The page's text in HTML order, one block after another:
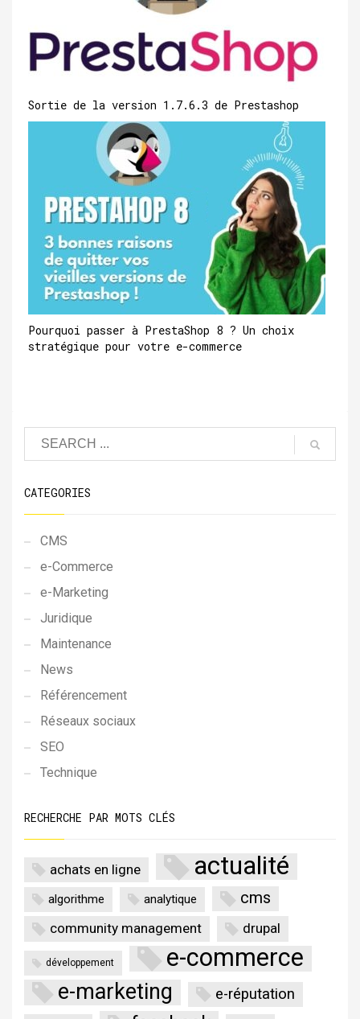
Sortie de la version 1.7.6.3 de Prestashop
Pourquoi passer à PrestaShop 8 ? Un choix
stratégique pour votre e-commerce
CATEGORIES
CMS
e-Commerce
e-Marketing
Juridique
Maintenance
News
Référencement
Réseaux sociaux
SEO
Technique
RECHERCHE PAR MOTS CLÉS
achats en ligne actualité
algorithme analytique cms
community management drupal
développement e-commerce
e-marketing e-réputation